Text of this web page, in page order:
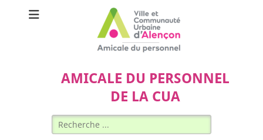
AMICALE DU PERSONNEL
DE LA CUA
Rechercher :